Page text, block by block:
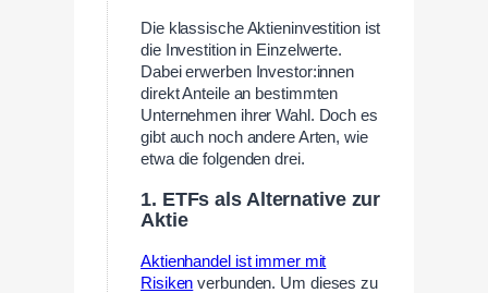
Die klassische Aktieninvestition ist
die Investition in Einzelwerte.
Dabei erwerben Investor:innen
direkt Anteile an bestimmten
Unternehmen ihrer Wahl. Doch es
gibt auch noch andere Arten, wie
etwa die folgenden drei.
1. ETFs als Alternative zur
Aktie
Aktienhandel ist immer mit
Risiken verbunden. Um dieses zu